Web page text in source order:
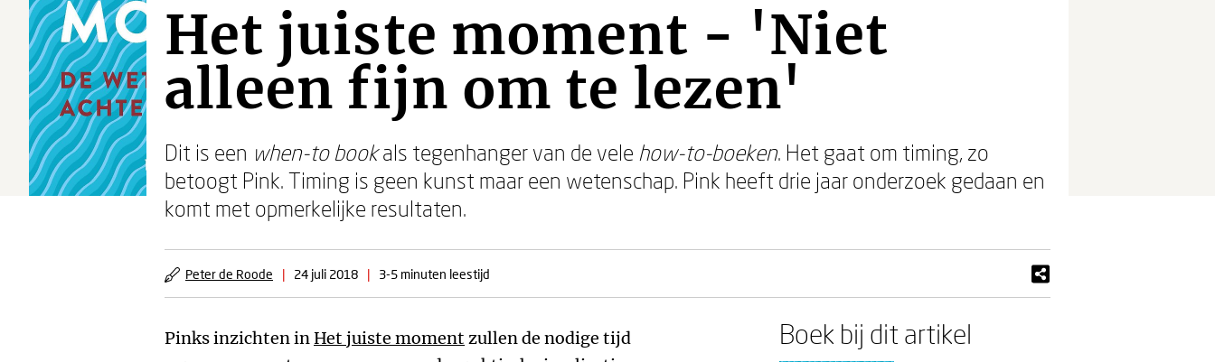
Het juiste moment - 'Niet
alleen fijn om te lezen'
Dit is een when-to bookals tegenhanger van de vele how-to-boeken. Het gaat om timing, zo
betoogt Pink. Timing is geen kunst maar een wetenschap. Pink heeft drie jaar onderzoek gedaan en
komt met opmerkelijke resultaten.
Peter de Roode | 24 juli 2018 | 3-5 minuten leestijd
Pinks inzichten inHet juiste moment zullen de nodige tijd
Boek bij dit artikel